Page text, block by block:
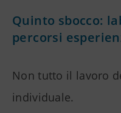
Quinto sbocco:
percorsi
Non tutto il lavoro
individuale.